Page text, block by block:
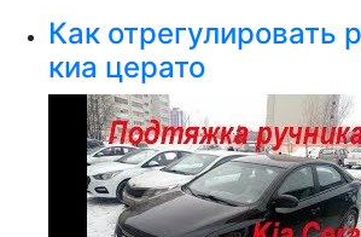
Как отрегулировать
киа церато